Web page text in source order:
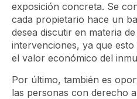
exposición concreta. Se
cada propietario hace un
desea discutir en materia
intervenciones, ya que
el valor económico del
Por último, también es
las personas con derecho